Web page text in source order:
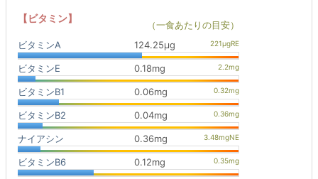
【ビタミン】
（一食あたりの目安）
ビタミンA
124.25μg
ビタミンE 0.18mg
ビタミンB1 0.06mg
ビタミンB2 0.04mg
ナイアシン 0.36mg
ビタミンB6 0.12mg